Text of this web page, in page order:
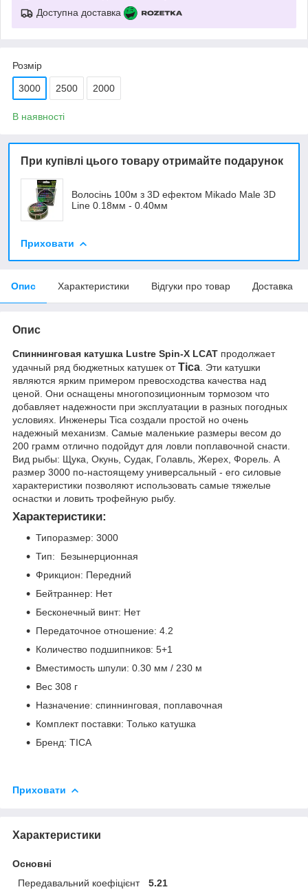
Доступна доставка
Розмір
3000 2500 2000
В наявності
При купівлі цього товару отримайте подарунок
Волосінь 100м з 3D ефектом Mikado Male 3D
Line 0.18мм - 0.40мм
Приховати
Опис Характеристики Відгуки про товар Доставка
Опис
Спиннинговая катушка Lustre Spin-X LCAT продолжает
удачный ряд бюджетных катушек отTica . Эти катушки
являются ярким примером превосходства качества над
ценой. Они оснащены многопозиционным тормозом что
добавляет надежности при эксплуатации в разных погодных
условиях. Инженеры Tica создали простой но очень
надежный механизм. Самые маленькие размеры весом до
200 грамм отлично подойдут для ловли поплавочной снасти.
Вид рыбы: Щука, Окунь, Судак, Голавль, Жерех, Форель. А
размер 3000 по-настоящему универсальный - его силовые
характеристики позволяют использовать самые тяжелые
оснастки и ловить трофейную рыбу.
Характеристики:
Типоразмер: 3000
Тип: Безынерционная
Фрикцион: Передний
Бейтраннер: Нет
Бесконечный винт: Нет
Передаточное отношение: 4.2
Количество подшипников: 5+1
Вместимость шпули: 0.30 мм / 230 м
Вес 308 г
Назначение: спиннинговая, поплавочная
Комплект поставки: Только катушка
Бренд: TICA
Приховати
Характеристики
Основні
Передавальний коефіцієнт
5.21